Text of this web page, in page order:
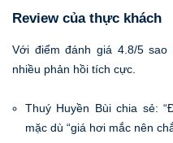
Review của thực khách
Với điểm đánh giá 4.8/5
nhiều phản hồi tích cực.
Thuý Huyền Bùi chia sẻ:
mặc dù “giá hơi mắc nên